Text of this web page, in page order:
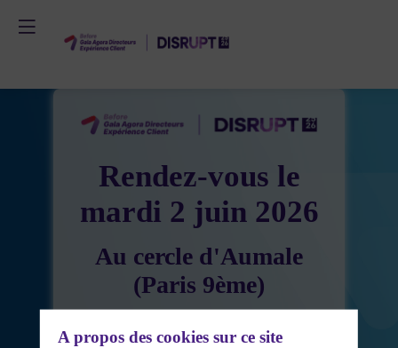
Rendez-vous le
mardi 2 juin 2026
Au cercle d'Aumale
(Paris 9ème)
A propos des cookies sur ce site